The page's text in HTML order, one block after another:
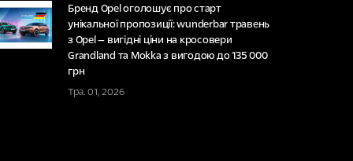
Бренд Opel оголошує про старт
унікальної пропозиції: wunderbar травень
з Opel — вигідні ціни на кросовери
Grandland та Mokka з вигодою до 135 000
грн
Тра. 01, 2026